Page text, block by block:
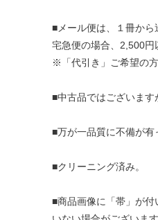
■メール便は、１冊から
宅急便の場合、2,500円
※「代引き」ご希望の
■中古品ではございます
■万が一品質に不備が有
■クリーニング済み。
■商品画像に「帯」が